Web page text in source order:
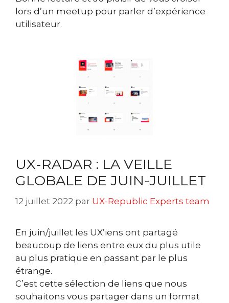
lors d’un meetup pour parler d’expérience
utilisateur.
UX-RADAR : LA VEILLE
GLOBALE DE JUIN-JUILLET
12 juillet 2022 par UX-Republic Experts team
En juin/juillet les UX’iens ont partagé
beaucoup de liens entre eux du plus utile
au plus pratique en passant par le plus
étrange.
C’est cette sélection de liens que nous
souhaitons vous partager dans un format